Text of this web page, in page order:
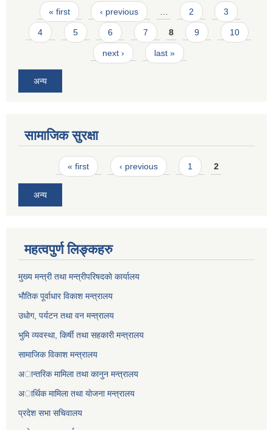
Pages
« first ‹ previous 2 3
4 5 6 7 8 9 10
next › last »
अन्य
सामाजिक सुरक्षा
Pages« first ‹ previous 1 2
अन्य
महत्वपुर्ण लिङ्कहरु
मुख्य मन्त्री तथा मन्त्रीपरिषदकाे कार्यालय
भाैतिक पूर्वाधार विकाश मन्त्रालय
उधाेग, पर्यटन तथा वन मन्त्रालय
भुमि व्यवस्था, किर्षी तथा सहकारी मन्त्रालय
सामाजिक विकाश मन्त्रालय
अान्तरिक मामिला तथा कानुन मन्त्रालय
अार्थिक मामिला तथा याेजना मन्त्रालय
प्रदेश सभा सचिवालय